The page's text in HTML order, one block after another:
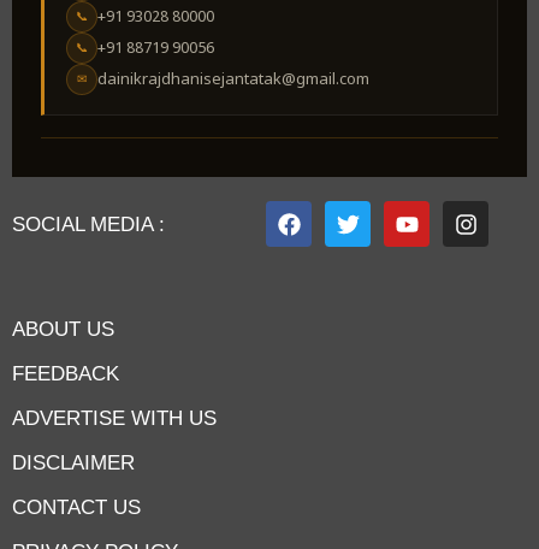
📞 +91 93028 80000
📞 +91 88719 90056
✉ dainikrajdhanisejantatak@gmail.com
SOCIAL MEDIA :
ABOUT US
FEEDBACK
ADVERTISE WITH US
DISCLAIMER
CONTACT US